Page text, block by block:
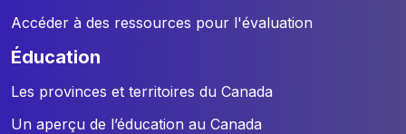
Accéder à des ressources pour l'évaluation
éducation
Les provinces et territoires du Canada
Un aperçu de l’éducation au Canada